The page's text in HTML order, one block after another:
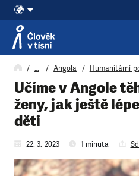
Přeskočit na obsah
… Angola Humanitární
Učíme v Angole
ženy, jak ještě
děti
22. 3. 2023 1 minuta